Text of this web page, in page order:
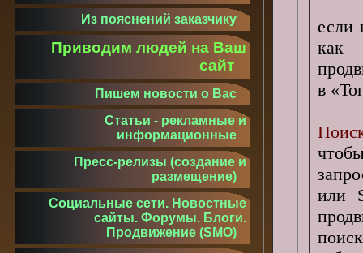
если
как
в
или
Из пояснений заказчику
Приводим людей на Ваш
сайт
Пишем новости о Вас
Статьи - рекламные и
информационные
Пресс-релизы (создание и
размещение)
Социальные сети. Новостные
сайты. Форумы. Блоги.
Продвижение (SMO)